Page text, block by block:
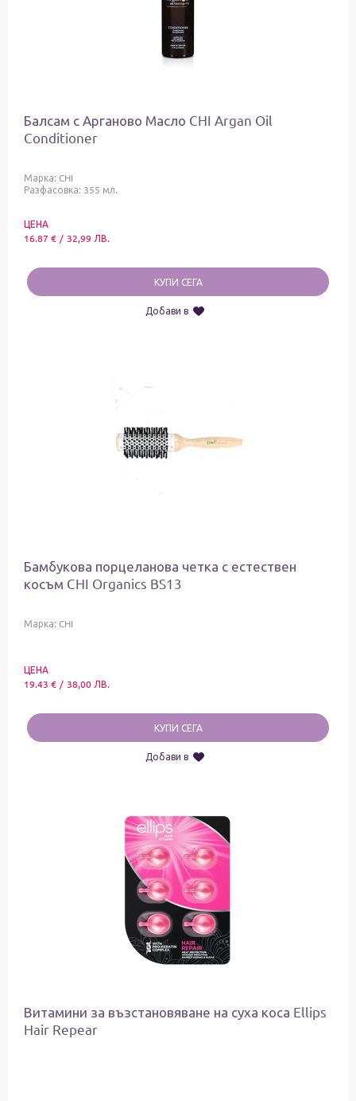
Балсам с Арганово Масло CHI Argan Oil
Conditioner
Марка: CHI
Разфасовка: 355 мл.
ЦЕНА
16.87 € / 32,99 ЛВ.
КУПИ СЕГА
Добави в
Бамбукова порцеланова четка с естествен
косъм CHI Organics BS13
Марка: CHI
ЦЕНА
19.43 € / 38,00 ЛВ.
КУПИ СЕГА
Добави в
Витамини за възстановяване на суха коса Ellips
Hair Repear